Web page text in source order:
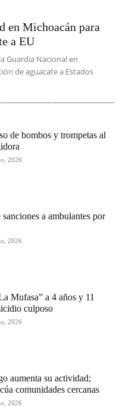
en Michoacán para
a EU
Guardia Nacional en
de aguacate a Estados
de bombos y trompetas al
2026
a ambulantes por
2026
Mufasa” a 4 años y 11
culposo
2026
aumenta su actividad;
comunidades cercanas
2026